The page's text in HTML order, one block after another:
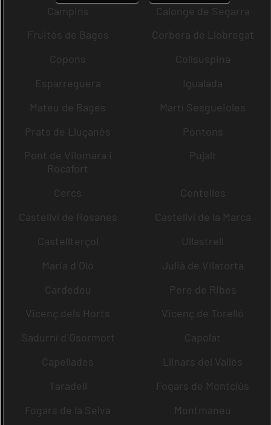
Campins
Calonge de Segarra
Fruitós de Bages
Corbera de Llobregat
Copons
Collsuspina
Esparreguera
Igualada
Mateu de Bages
Martí Sesgueioles
Prats de Lluçanès
Pontons
Pont de Vilomara i
Rocafort
Pujalt
Cercs
Centelles
Castellví de Rosanes
Castellví de la Marca
Castellterçol
Ullastrell
Maria d´Oló
Julià de Vilatorta
Cardedeu
Pere de Ribes
Vicenç dels Horts
Vicenç de Torelló
Sadurní d´Osormort
Capolat
Capellades
Llinars del Vallès
Taradell
Fogars de Montclús
Fogars de la Selva
Montmaneu